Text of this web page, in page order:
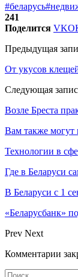
#беларусь
241
Поделится VK
Предыдущая
От укусов
Следующая
Возле Бреста
Вам также могут
Технологии в
Где в Беларуси
В Беларуси с 1
«Беларусбанк»
Prev Next
Комментарии